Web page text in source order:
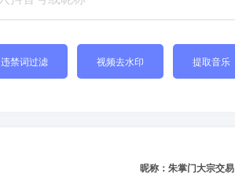
违禁词过滤 视频去水印 提取音乐
昵称：朱掌门大宗交易